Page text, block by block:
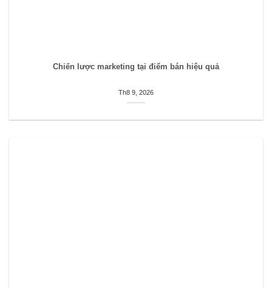
Chiến lược marketing tại điểm bán hiệu quả
Th8 9, 2026